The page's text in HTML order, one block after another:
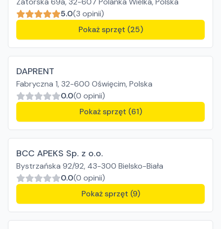
5.0(3 opinii)
Pokaż sprzęt (25)
DAPRENT
Fabryczna 1, 32-600 Oświęcim, Polska
0.0(0 opinii)
Pokaż sprzęt (61)
BCC APEKS Sp. z o.o.
Bystrzańska 92/92, 43-300 Bielsko-Biała
0.0(0 opinii)
Pokaż sprzęt (9)